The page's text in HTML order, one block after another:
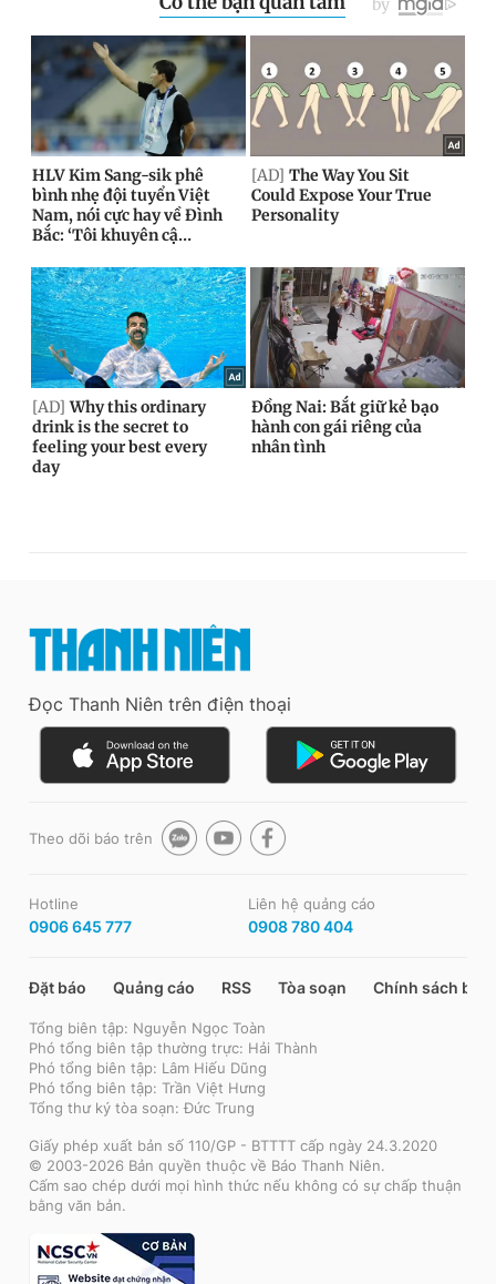
Đọc Thanh Niên trên điện thoại
Theo dõi báo trên
Hotline
0906 645 777
Liên hệ quảng cáo
0908 780 404
Đặt báo Quảng cáo RSS Tòa soạn Chính sách bảo
Tổng biên tập: Nguyễn Ngọc Toàn
Phó tổng biên tập thường trực: Hải Thành
Phó tổng biên tập: Lâm Hiếu Dũng
Phó tổng biên tập: Trần Việt Hưng
Tổng thư ký tòa soạn: Đức Trung
Giấy phép xuất bản số 110/GP - BTTTT cấp ngày 24.3.2020
© 2003-2026 Bản quyền thuộc về Báo Thanh Niên.
Cấm sao chép dưới mọi hình thức nếu không có sự chấp thuận
bằng văn bản.